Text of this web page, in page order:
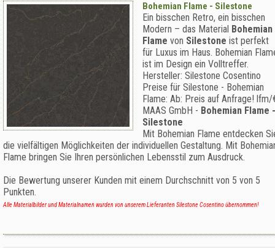
Bohemian Flame - Silestone
Ein bisschen Retro, ein bisschen
Modern – das Material Bohemian
Flame von Silestone ist perfekt
für Luxus im Haus. Bohemian
ist im Design ein Volltreffer.
Hersteller: Silestone Cosentino
Preise für Silestone - Bohemian
Flame: Ab: Preis auf Anfrage! lfm/
MAAS GmbH - Bohemian Flame -
Silestone
Mit Bohemian Flame entdecken
die vielfältigen Möglichkeiten der individuellen Gestaltung. Mit
Flame bringen Sie Ihren persönlichen Lebensstil zum Ausdruck.
Die Bewertung unserer Kunden mit einem Durchschnitt von 5 von 5
Punkten.
Alle Materialbilder und Materialnamen wurden von unserem Lieferanten Silestone Cosentino übernommen!